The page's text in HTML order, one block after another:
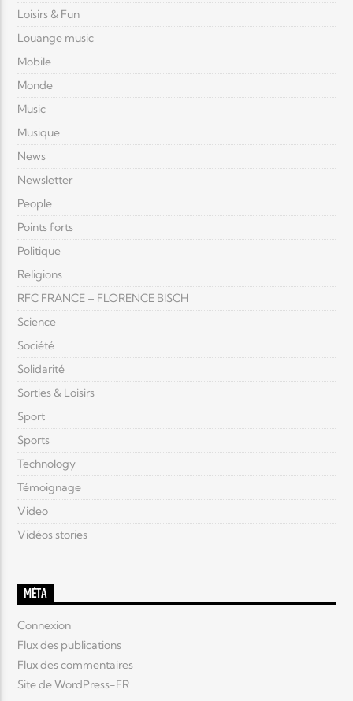
Loisirs & Fun
Louange music
Mobile
Monde
Music
Musique
News
Newsletter
People
Points forts
Politique
Religions
RFC FRANCE – FLORENCE BISCH
Science
Société
Solidarité
Sorties & Loisirs
Sport
Sports
Technology
Témoignage
Video
Vidéos stories
MÉTA
Connexion
Flux des publications
Flux des commentaires
Site de WordPress-FR